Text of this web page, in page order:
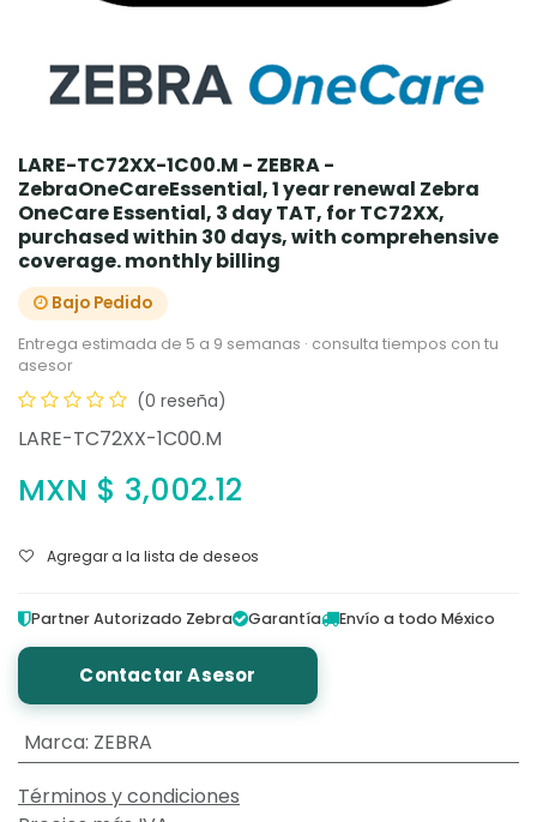
LARE-TC72XX-1C00.M - ZEBRA -
ZebraOneCareEssential, 1 year renewal Zebra
OneCare Essential, 3 day TAT, for TC72XX,
purchased within 30 days, with comprehensive
coverage. monthly billing
Bajo Pedido
Entrega estimada de 5 a 9 semanas · consulta tiempos con tu
asesor
(0 reseña)
LARE-TC72XX-1C00.M
MXN $ 3,002.12
Agregar a la lista de deseos
Partner Autorizado Zebra Garantía Envío a todo México
Contactar Asesor
Marca: ZEBRA
Términos y condiciones